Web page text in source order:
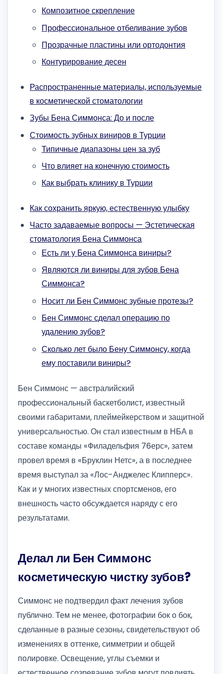
Композитное скрепление
Профессиональное отбеливание зубов
Прозрачные пластины или ортодонтия
Контурирование десен
Распространенные материалы, используемые
в косметической стоматологии
Зубы Бена Симмонса: До и после
Стоимость зубных виниров в Турции
Типичные диапазоны цен за зуб
Что влияет на конечную стоимость
Как выбрать клинику в Турции
Как сохранить яркую, естественную улыбку
Часто задаваемые вопросы — Эстетическая
стоматология Бена Симмонса
Есть ли у Бена Симмонса виниры?
Являются ли виниры для зубов Бена
Симмонса?
Носит ли Бен Симмонс зубные протезы?
Бен Симмонс сделал операцию по
удалению зубов?
Сколько лет было Бену Симмонсу, когда
ему поставили виниры?
Бен Симмонс — австралийский
профессиональный баскетболист, известный
своими габаритами, плеймейкерством и защитной
универсальностью. Он стал известным в НБА в
составе команды «Филадельфия 76ерс», затем
провел время в «Бруклин Нетс», а в последнее
время выступал за «Лос-Анджелес Клипперс».
Как и у многих известных спортсменов, его
внешность часто обсуждается наряду с его
результатами.
Делал ли Бен Симмонс
косметическую чистку зубов?
Симмонс не подтвердил факт лечения зубов
публично. Тем не менее, фотографии бок о бок,
сделанные в разные сезоны, свидетельствуют об
изменениях в оттенке, симметрии и общей
полировке. Освещение, углы съемки и